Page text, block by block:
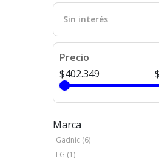
Sin interés
Precio
$402.349
Marca
Gadnic (6)
LG (1)